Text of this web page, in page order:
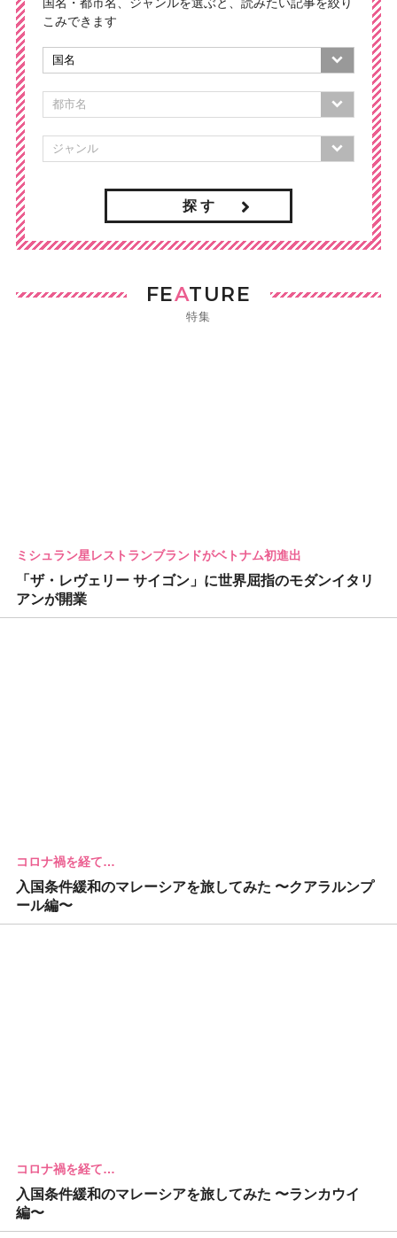
こみできます
探 す
FEATURE
特集
ミシュラン星レストランブランドがベトナム初進出
「ザ・レヴェリー サイゴン」に世界屈指のモダンイタリ
アンが開業
コロナ禍を経て…
入国条件緩和のマレーシアを旅してみた 〜クアラルンプ
ール編〜
コロナ禍を経て…
入国条件緩和のマレーシアを旅してみた 〜ランカウイ
編〜